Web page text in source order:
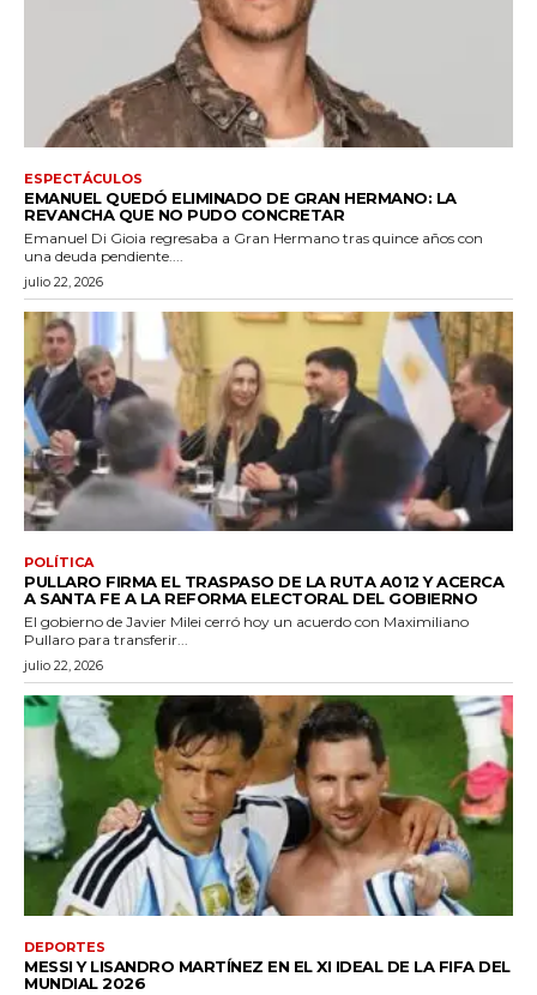
ESPECTÁCULOS
EMANUEL QUEDÓ ELIMINADO DE GRAN HERMANO: LA
REVANCHA QUE NO PUDO CONCRETAR
Emanuel Di Gioia regresaba a Gran Hermano tras quince años con
una deuda pendiente....
julio 22, 2026
POLÍTICA
PULLARO FIRMA EL TRASPASO DE LA RUTA A012 Y ACERCA
A SANTA FE A LA REFORMA ELECTORAL DEL GOBIERNO
El gobierno de Javier Milei cerró hoy un acuerdo con Maximiliano
Pullaro para transferir...
julio 22, 2026
DEPORTES
MESSI Y LISANDRO MARTÍNEZ EN EL XI IDEAL DE LA FIFA DEL
MUNDIAL 2026